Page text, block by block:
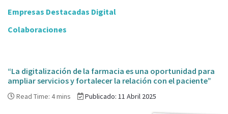
Empresas Destacadas Digital
Colaboraciones
“La digitalización de la farmacia es una oportunidad para
ampliar servicios y fortalecer la relación con el paciente”
Read Time: 4 mins Publicado: 11 Abril 2025